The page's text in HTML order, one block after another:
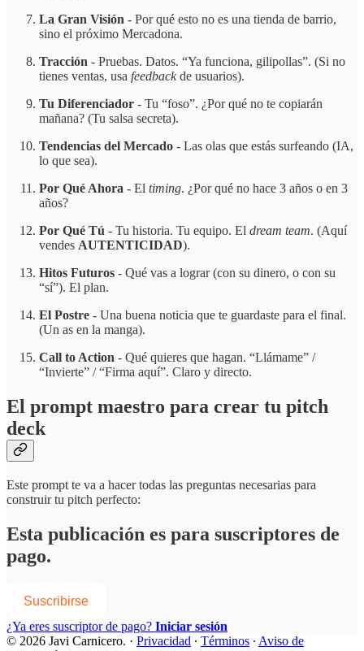
La Gran Visión - Por qué esto no es una tienda de barrio,
sino el próximo Mercadona.
Tracción - Pruebas. Datos. “Ya funciona, gilipollas”. (Si no
tienes ventas, usa feedbackde usuarios).
Tu Diferenciador - Tu “foso”. ¿Por qué no te copiarán
mañana? (Tu salsa secreta).
Tendencias del Mercado - Las olas que estás surfeando (IA,
lo que sea).
Por Qué Ahora - El timing. ¿Por qué no hace 3 años o en 3
años?
Por Qué Tú - Tu historia. Tu equipo. El dream team. (Aquí
vendes AUTENTICIDAD).
Hitos Futuros - Qué vas a lograr (con su dinero, o con su
“sí”). El plan.
El Postre - Una buena noticia que te guardaste para el final.
(Un as en la manga).
Call to Action - Qué quieres que hagan. “Llámame” /
“Invierte” / “Firma aquí”. Claro y directo.
El prompt maestro para crear tu pitch
deck
Este prompt te va a hacer todas las preguntas necesarias para
construir tu pitch perfecto:
Esta publicación es para suscriptores de
pago.
Suscribirse
¿Ya eres suscriptor de pago? Iniciar sesión
© 2026 Javi Carnicero. · Privacidad ∙ Términos ∙ Aviso de